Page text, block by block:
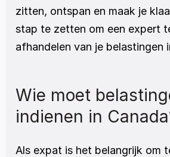
zitten, ontspan en maak je
stap te zetten om een expert
afhandelen van je belastingen
Wie moet
indienen in
Als expat is het belangrijk om